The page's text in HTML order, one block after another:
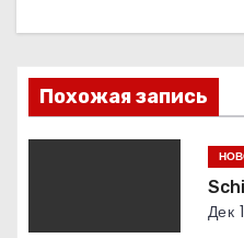
п
о
з
Похожая запись
Дек